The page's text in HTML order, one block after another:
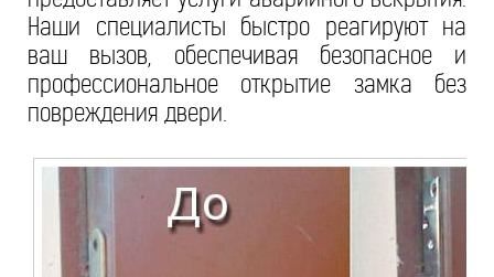
Наши специалисты быстро реагируют на
ваш вызов, обеспечивая безопасное и
профессиональное открытие замка без
повреждения двери.